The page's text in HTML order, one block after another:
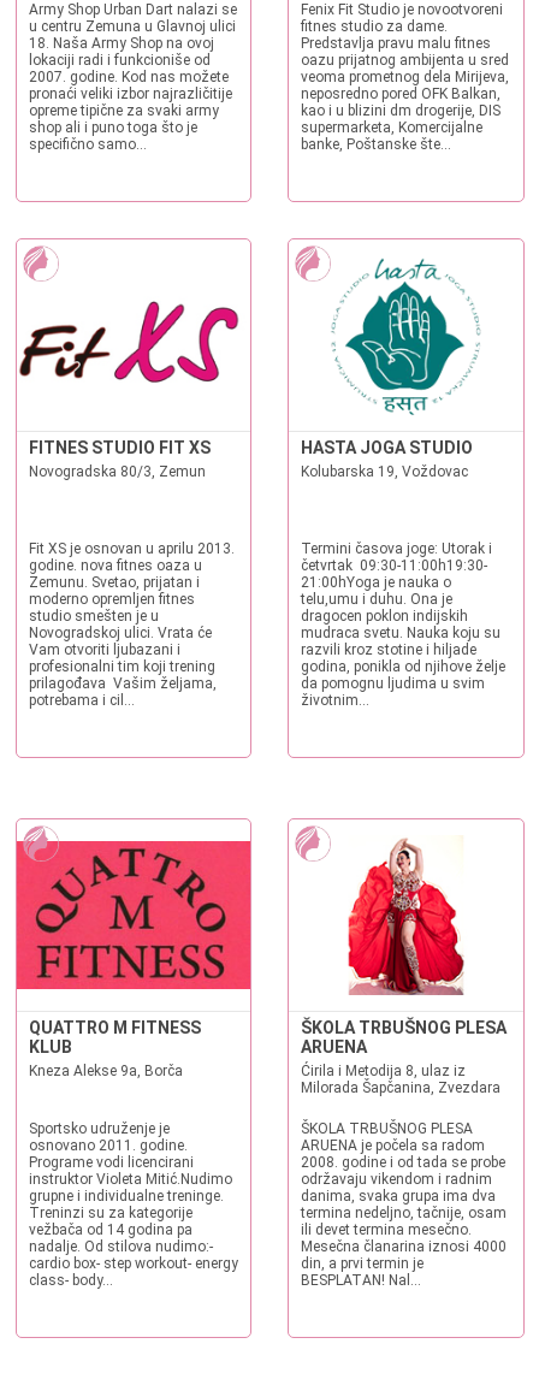
Army Shop Urban Dart nalazi se
u centru Zemuna u Glavnoj ulici
18. Naša Army Shop na ovoj
lokaciji radi i funkcioniše od
2007. godine. Kod nas možete
pronaći veliki izbor najrazličitije
opreme tipične za svaki army
shop ali i puno toga što je
specifično samo...
Fenix Fit Studio je novootvoreni
fitnes studio za dame.
Predstavlja pravu malu fitnes
oazu prijatnog ambijenta u sred
veoma prometnog dela Mirijeva,
neposredno pored OFK Balkan,
kao i u blizini dm drogerije, DIS
supermarketa, Komercijalne
banke, Poštanske šte...
FITNES STUDIO FIT XS
Novogradska 80/3, Zemun
Fit XS je osnovan u aprilu 2013.
godine. nova fitnes oaza u
Zemunu. Svetao, prijatan i
moderno opremljen fitnes
studio smešten je u
Novogradskoj ulici. Vrata će
Vam otvoriti ljubazani i
profesionalni tim koji trening
prilagođava Vašim željama,
potrebama i cil...
HASTA JOGA STUDIO
Kolubarska 19, Voždovac
Termini časova joge: Utorak i
četvrtak 09:30-11:00h19:30-
21:00hYoga je nauka o
telu,umu i duhu. Ona je
dragocen poklon indijskih
mudraca svetu. Nauka koju su
razvili kroz stotine i hiljade
godina, ponikla od njihove želje
da pomognu ljudima u svim
životnim...
QUATTRO M FITNESS
KLUB
Kneza Alekse 9a, Borča
Sportsko udruženje je
osnovano 2011. godine.
Programe vodi licencirani
instruktor Violeta Mitić.Nudimo
grupne i individualne treninge.
Treninzi su za kategorije
vežbača od 14 godina pa
nadalje. Od stilova nudimo:-
cardio box- step workout- energy
class- body...
ŠKOLA TRBUŠNOG PLESA
ARUENA
Ćirila i Metodija 8, ulaz iz
Milorada Šapčanina, Zvezdara
ŠKOLA TRBUŠNOG PLESA
ARUENA je počela sa radom
2008. godine i od tada se probe
održavaju vikendom i radnim
danima, svaka grupa ima dva
termina nedeljno, tačnije, osam
ili devet termina mesečno.
Mesečna članarina iznosi 4000
din, a prvi termin je
BESPLATAN! Nal...